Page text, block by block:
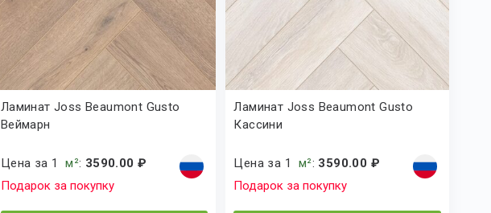
Ламинат Joss Beaumont Gusto
Веймарн
Цена за 1м²: 3590.00 ₽
Подарок за покупку
Ламинат Joss Beaumont Gusto
Кассини
Цена за 1 м²: 3590.00 ₽
Подарок за покупку